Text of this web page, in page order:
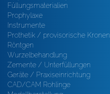
Füllungsmaterialien
Prophylaxe
Instrumente
Prothetik / provisorische Kronen
Röntgen
Wurzelbehandlung
Zemente / Unterfüllungen
Geräte / Praxiseinrichtung
CAD/CAM Rohlinge